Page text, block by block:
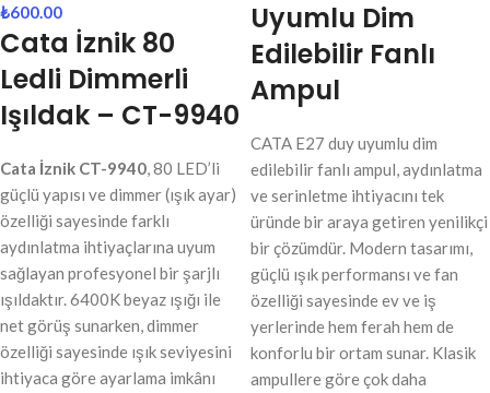
₺600.00
Cata İznik 80
Ledli Dimmerli
Işıldak – CT-9940
Cata İznik CT-9940, 80 LED’li
güçlü yapısı ve dimmer (ışık ayar)
özelliği sayesinde farklı
aydınlatma ihtiyaçlarına uyum
sağlayan profesyonel bir şarjlı
ışıldaktır. 6400K beyaz ışığı ile
net görüş sunarken, dimmer
özelliği sayesinde ışık seviyesini
ihtiyaca göre ayarlama imkânı
Uyumlu Dim
Edilebilir Fanlı
Ampul
CATA E27 duy uyumlu dim
edilebilir fanlı ampul, aydınlatma
ve serinletme ihtiyacını tek
üründe bir araya getiren yenilikçi
bir çözümdür. Modern tasarımı,
güçlü ışık performansı ve fan
özelliği sayesinde ev ve iş
yerlerinde hem ferah hem de
konforlu bir ortam sunar. Klasik
ampullere göre çok daha